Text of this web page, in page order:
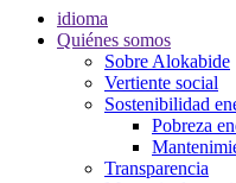
idioma
Quiénes somos
Sobre Alokabide
Vertiente social
Sostenibilidad
Pobreza
Transparencia